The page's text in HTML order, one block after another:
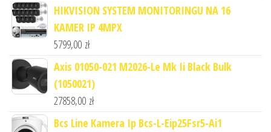
HIKVISION SYSTEM MONITORINGU NA 16
KAMER IP 4MPX
5799,00 zł
Axis 01050-021 M2026-Le Mk Ii Black Bulk
(1050021)
27858,00 zł
Bcs Line Kamera Ip Bcs-L-Eip25Fsr5-Ai1